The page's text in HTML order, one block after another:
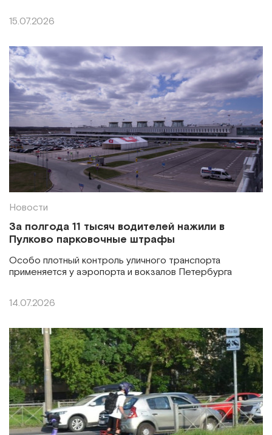
15.07.2026
Новости
За полгода 11 тысяч водителей нажили в
Пулково парковочные штрафы
Особо плотный контроль уличного транспорта
применяется у аэропорта и вокзалов Петербурга
14.07.2026